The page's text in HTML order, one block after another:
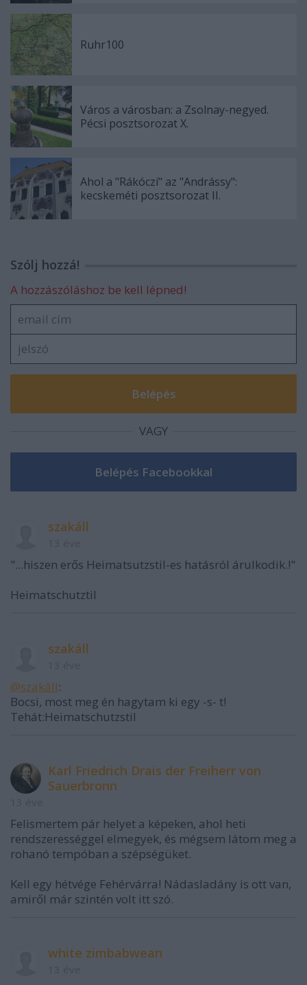
Ruhr100
Város a városban: a Zsolnay-negyed.
Pécsi posztsorozat X.
Ahol a "Rákóczi" az "Andrássy":
kecskeméti posztsorozat II.
Szólj hozzá!
A hozzászóláshoz be kell lépned!
VAGY
szakáll
"...hiszen erős Heimatsutzstil-es hatásról árulkodik.!"
Heimatschutztil
szakáll
@szakáll:
Bocsi, most meg én hagytam ki egy -s- t!
Tehát:Heimatschutzstil
Karl Friedrich Drais der Freiherr von
Sauerbronn
Felismertem pár helyet a képeken, ahol heti
rendszerességgel elmegyek, és mégsem látom meg a
rohanó tempóban a szépségüket.
Kell egy hétvége Fehérvárra! Nádasladány is ott van,
amiről már szintén volt itt szó.
white zimbabwean